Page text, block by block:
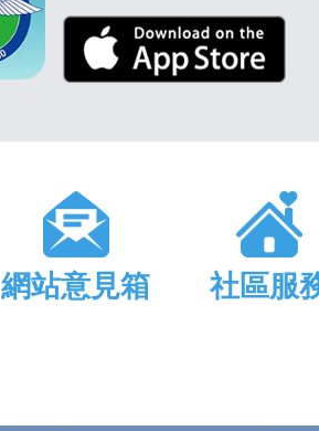
網站意見箱 社區服